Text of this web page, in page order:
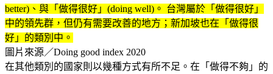
better)、與「做得很好」(doing well)。 台灣屬於「做得很好」
中的領先群，但仍有需要改善的地方；新加坡也在「做得很
好」的類別中。
圖片來源／Doing good index 2020
在其他類別的國家則以幾種方式有所不足。在「做得不夠」的